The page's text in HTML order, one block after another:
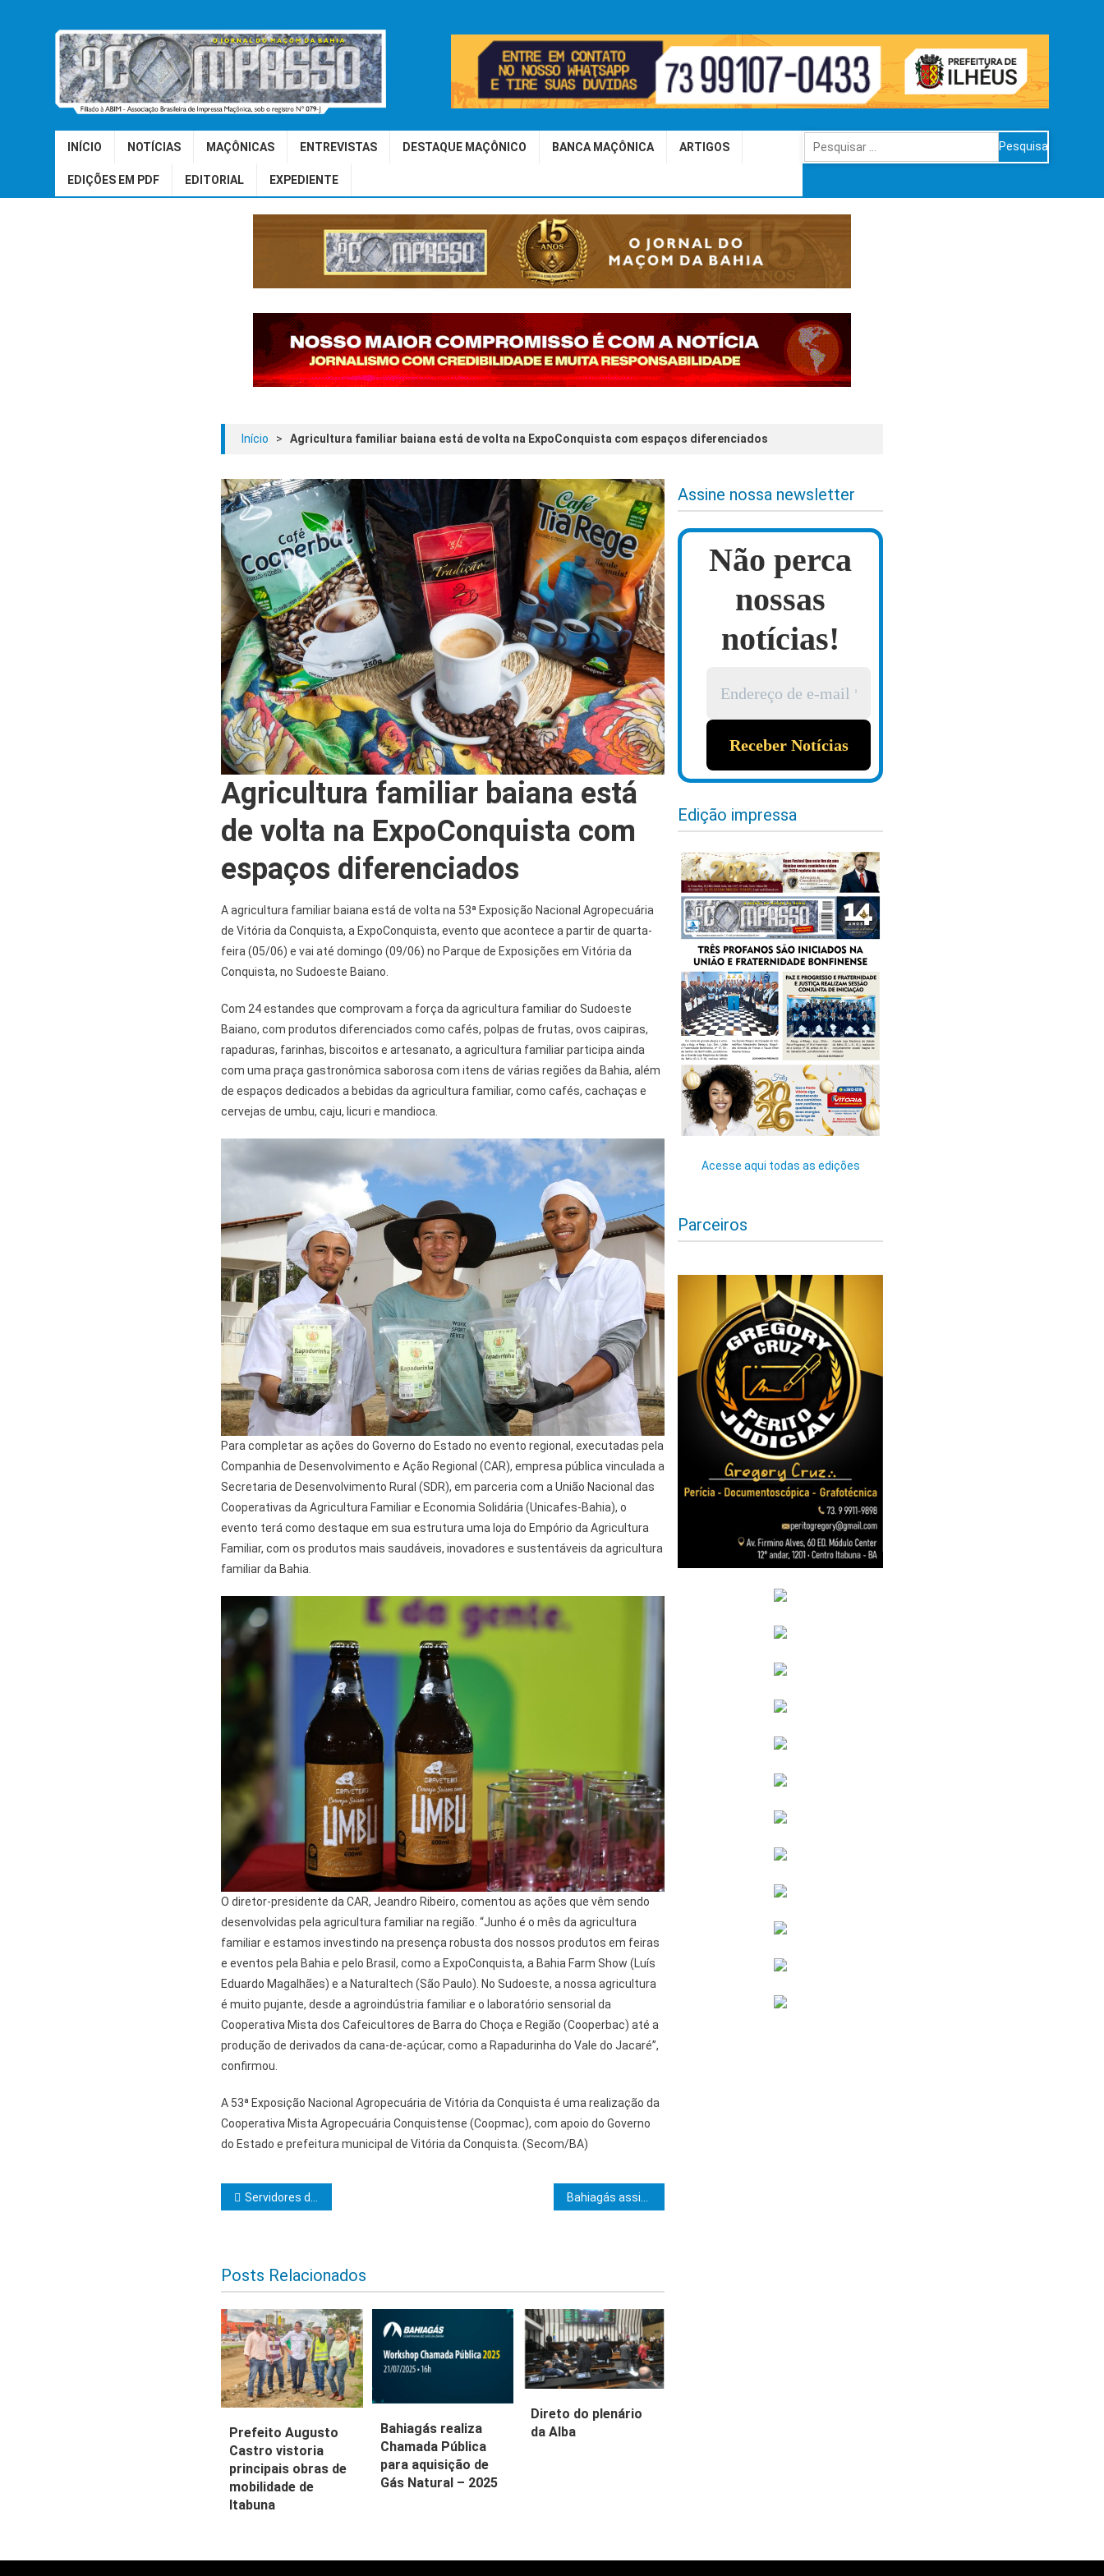
INÍCIO NOTÍCIAS MAÇÔNICAS ENTREVISTAS DESTAQUE MAÇÔNICO BANCA MAÇÔNICA ARTIGOS
EDIÇÕES EM PDF EDITORIAL EXPEDIENTE
Pesquisar
por:
Início > Agricultura familiar baiana está de volta na ExpoConquista com espaços diferenciados
Agricultura familiar baiana está
de volta na ExpoConquista com
espaços diferenciados
A agricultura familiar baiana está de volta na 53ª Exposição Nacional Agropecuária
de Vitória da Conquista, a ExpoConquista, evento que acontece a partir de quarta-
feira (05/06) e vai até domingo (09/06) no Parque de Exposições em Vitória da
Conquista, no Sudoeste Baiano.
Com 24 estandes que comprovam a força da agricultura familiar do Sudoeste
Baiano, com produtos diferenciados como cafés, polpas de frutas, ovos caipiras,
rapaduras, farinhas, biscoitos e artesanato, a agricultura familiar participa ainda
com uma praça gastronômica saborosa com itens de várias regiões da Bahia, além
de espaços dedicados a bebidas da agricultura familiar, como cafés, cachaças e
cervejas de umbu, caju, licuri e mandioca.
Para completar as ações do Governo do Estado no evento regional, executadas pela
Companhia de Desenvolvimento e Ação Regional (CAR), empresa pública vinculada a
Secretaria de Desenvolvimento Rural (SDR), em parceria com a União Nacional das
Cooperativas da Agricultura Familiar e Economia Solidária (Unicafes-Bahia), o
evento terá como destaque em sua estrutura uma loja do Empório da Agricultura
Familiar, com os produtos mais saudáveis, inovadores e sustentáveis da agricultura
familiar da Bahia.
O diretor-presidente da CAR, Jeandro Ribeiro, comentou as ações que vêm sendo
desenvolvidas pela agricultura familiar na região. “Junho é o mês da agricultura
familiar e estamos investindo na presença robusta dos nossos produtos em feiras
e eventos pela Bahia e pelo Brasil, como a ExpoConquista, a Bahia Farm Show (Luís
Eduardo Magalhães) e a Naturaltech (São Paulo). No Sudoeste, a nossa agricultura
é muito pujante, desde a agroindústria familiar e o laboratório sensorial da
Cooperativa Mista dos Cafeicultores de Barra do Choça e Região (Cooperbac) até a
produção de derivados da cana-de-açúcar, como a Rapadurinha do Vale do Jacaré”,
confirmou.
A 53ª Exposição Nacional Agropecuária de Vitória da Conquista é uma realização da
Cooperativa Mista Agropecuária Conquistense (Coopmac), com apoio do Governo
do Estado e prefeitura municipal de Vitória da Conquista. (Secom/BA)
Navegação de Post
Servidores da Uesc realizam intercâmbio na Colômbia e México
Posts Relacionados
Prefeito Augusto
Castro vistoria
principais obras de
mobilidade de
Itabuna
Bahiagás realiza
Chamada Pública
para aquisição de
Gás Natural – 2025
Direto do plenário
da Alba
Assine nossa newsletter
Não perca
nossas
notícias!
Edição impressa
Acesse aqui todas as edições
Parceiros